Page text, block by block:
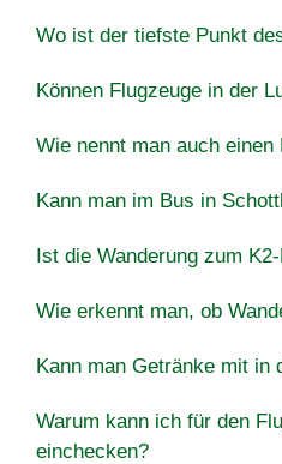
Wo ist der tiefste Punkt
Können Flugzeuge in der
Wie nennt man auch einen
Kann man im Bus in
Ist die Wanderung zum
Wie erkennt man, ob
Kann man Getränke mit in
Warum kann ich für den
einchecken?